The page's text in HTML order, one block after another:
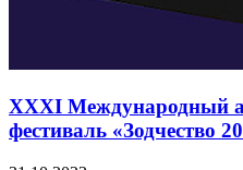
XXXI Международный
фестиваль «Зодчество